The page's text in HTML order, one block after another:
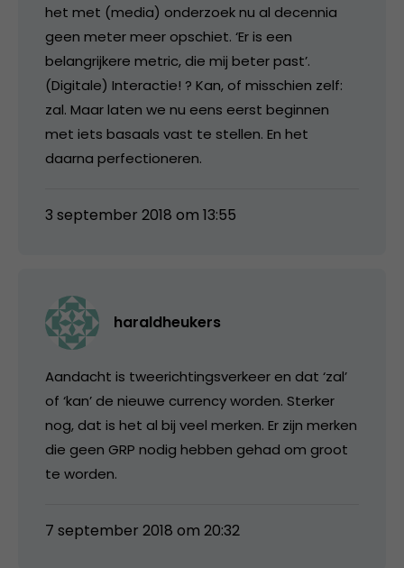
het met (media) onderzoek nu al decennia
geen meter meer opschiet. ‘Er is een
belangrijkere metric, die mij beter past’.
(Digitale) Interactie! ? Kan, of misschien zelf:
zal. Maar laten we nu eens eerst beginnen
met iets basaals vast te stellen. En het
daarna perfectioneren.
3 september 2018 om 13:55
haraldheukers
Aandacht is tweerichtingsverkeer en dat ‘zal’
of ‘kan’ de nieuwe currency worden. Sterker
nog, dat is het al bij veel merken. Er zijn merken
die geen GRP nodig hebben gehad om groot
te worden.
7 september 2018 om 20:32